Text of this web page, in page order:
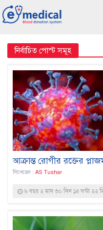
নির্বাচিত পোস্ট সমূহ
আক্রান্ত রোগীর রক্তের
লিখেছেন : AS Tushar
৬ বছর ২ মাস ৩০ দিন ১৪ ঘন্টা ২২